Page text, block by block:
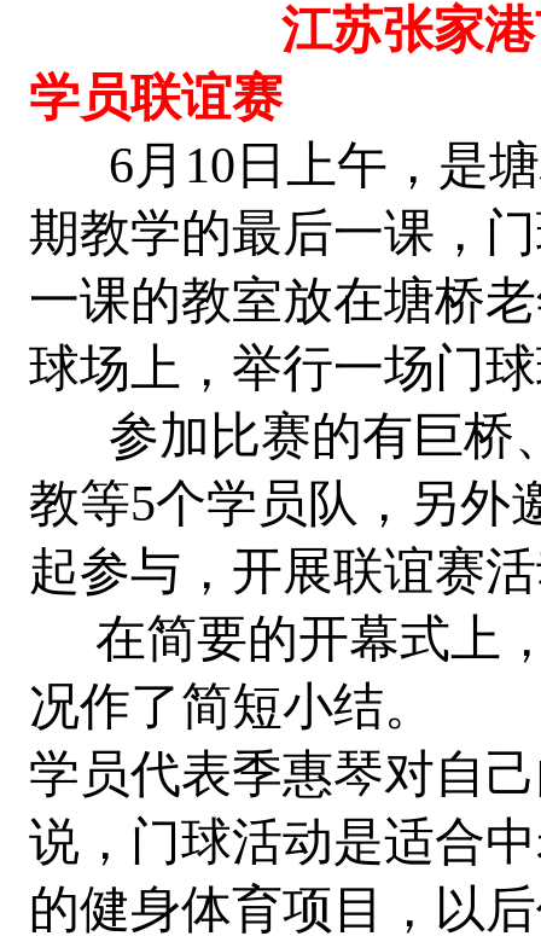
江苏张家港市塘
学员联谊赛
6月10日上午，是塘
期教学的最后一课，
一课的教室放在塘桥
球场上，举行一场门
参加比赛的有巨桥
教等5个学员队，另外
起参与，开展联谊赛
在简要的开幕式上
况作了简短小结。
学员代表季惠琴对自
说，门球活动是适合
的健身体育项目，以